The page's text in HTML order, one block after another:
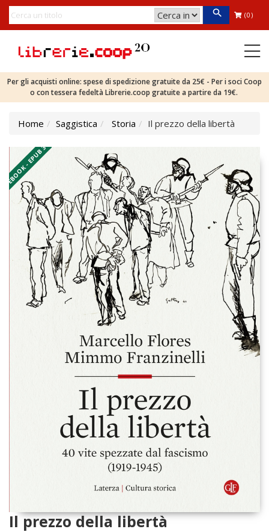
(0)
Per gli acquisti online: spese di spedizione gratuite da 25€ - Per i soci Coop
o con tessera fedeltà Librerie.coop gratuite a partire da 19€.
Home Saggistica Storia Il prezzo della libertà
EBOOK - EPUB 3
Il prezzo della libertà